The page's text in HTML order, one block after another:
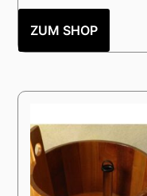
ZUM SHOP